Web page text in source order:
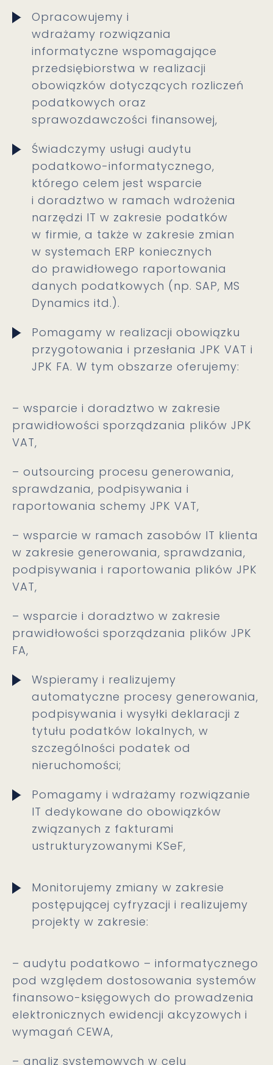
Opracowujemy i
wdrażamy rozwiązania
informatyczne wspomagające
przedsiębiorstwa w realizacji
obowiązków dotyczących rozliczeń
podatkowych oraz
sprawozdawczości finansowej,
Świadczymy usługi audytu
podatkowo-informatycznego,
którego celem jest wsparcie
i doradztwo w ramach wdrożenia
narzędzi IT w zakresie podatków
w firmie, a także w zakresie zmian
w systemach ERP koniecznych
do prawidłowego raportowania
danych podatkowych (np. SAP, MS
Dynamics itd.).
Pomagamy w realizacji obowiązku
przygotowania i przesłania JPK VAT i
JPK FA. W tym obszarze oferujemy:
– wsparcie i doradztwo w zakresie
prawidłowości sporządzania plików JPK
VAT,
– outsourcing procesu generowania,
sprawdzania, podpisywania i
raportowania schemy JPK VAT,
– wsparcie w ramach zasobów IT klienta
w zakresie generowania, sprawdzania,
podpisywania i raportowania plików JPK
VAT,
– wsparcie i doradztwo w zakresie
prawidłowości sporządzania plików JPK
FA,
Wspieramy i realizujemy
automatyczne procesy generowania,
podpisywania i wysyłki deklaracji z
tytułu podatków lokalnych, w
szczególności podatek od
nieruchomości;
Pomagamy i wdrażamy rozwiązanie
IT dedykowane do obowiązków
związanych z fakturami
ustrukturyzowanymi KSeF,
Monitorujemy zmiany w zakresie
postępującej cyfryzacji i realizujemy
projekty w zakresie:
– audytu podatkowo – informatycznego
pod względem dostosowania systemów
finansowo-księgowych do prowadzenia
elektronicznych ewidencji akcyzowych i
wymagań CEWA,
– analiz systemowych w celu